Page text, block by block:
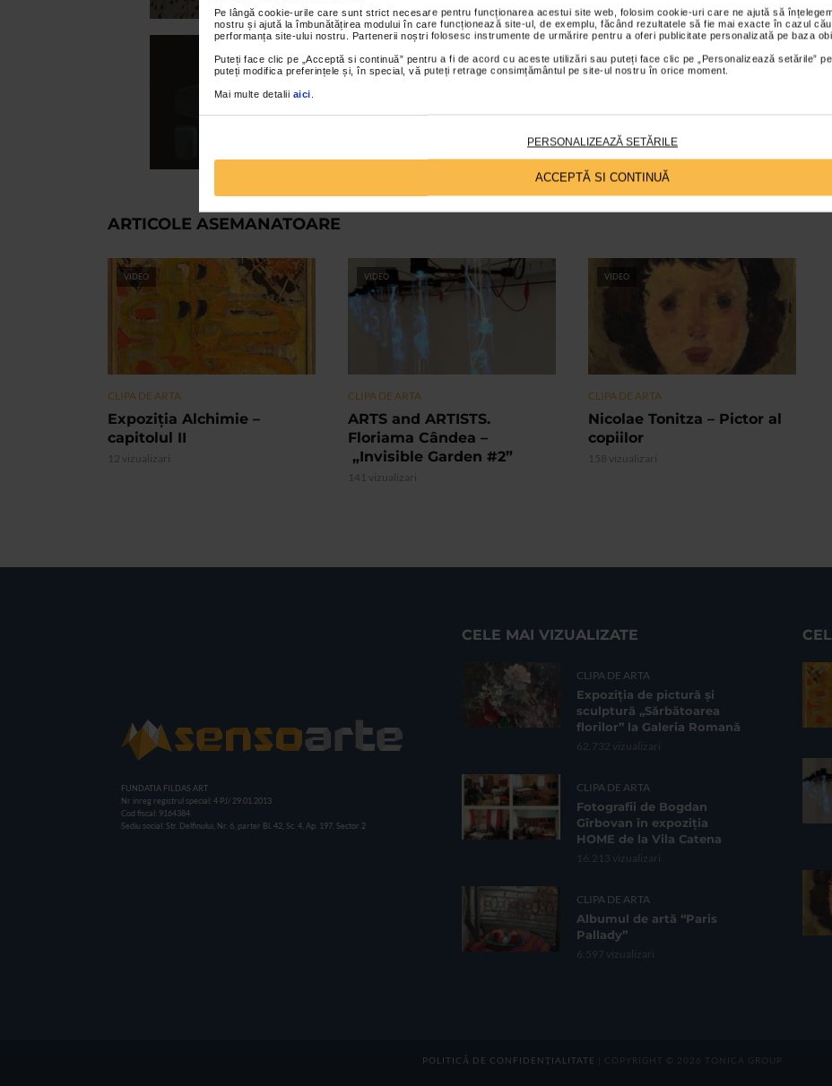
Pe lângă cookie-urile care sunt strict necesare pentru funcționarea acestui site web, folosim cookie-uri care ne ajută să
nostru și ajută la îmbunătățirea modului în care funcționează site-ul, de exemplu, făcând rezultatele să fie mai exacte în cazul
performanța site-ului nostru. Partenerii noștri folosesc instrumente de urmărire pentru a oferi publicitate personalizată pe baza
Puteți face clic pe „Acceptă si continuă” pentru a fi de acord cu aceste utilizări sau puteți face clic pe „Personalizează setările”
puteți modifica preferințele și, în special, vă puteți retrage consimțământul pe site-ul nostru în orice moment.
Mai multe detalii aici
PERSONALIZEAZĂ SETĂRILE
ACCEPTĂ SI CONTINUĂ
ARTICOLE ASEMANATOARE
VIDEO
CLIPA DE ARTA
Expoziția Alchimie –
capitolul II
12 vizualizari
VIDEO
CLIPA DE ARTA
ARTS and ARTISTS.
Floriama Cândea –
„Invisible Garden #2”
141 vizualizari
VIDEO
CLIPA DE ARTA
Nicolae Tonitza – Pictor al
copiilor
158 vizualizari
FUNDATIA FILDAS ART
Nr inreg registrul special: 4 PJ/ 29.01.2013
Cod fiscal: 9164384
Sediu social: Str. Delfinului, Nr. 6, parter Bl. 42, Sc. 4, Ap. 197, Sector 2
CELE MAI VIZUALIZATE
CLIPA DE ARTA
Expoziția de pictură și
sculptură „Sărbătoarea
florilor” la Galeria Romană
62.732 vizualizari
CLIPA DE ARTA
Fotografii de Bogdan
Gîrbovan în expoziția
HOME de la Vila Catena
16.213 vizualizari
CLIPA DE ARTA
Albumul de artă “Paris
Pallady”
6.597 vizualizari
POLITICĂ DE CONFIDENȚIALITATE | COPYRIGHT © 2026 TONICA GROUP